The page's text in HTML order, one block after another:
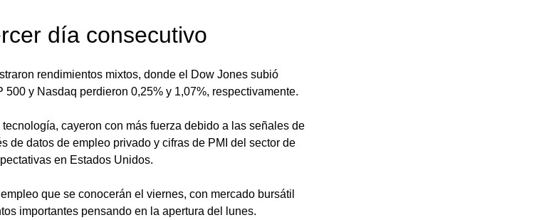
día consecutivo
rendimientos mixtos, donde el Dow Jones subió
y Nasdaq perdieron 0,25% y 1,07%, respectivamente.
cayeron con más fuerza debido a las señales de
de datos de empleo privado y cifras de PMI del sector de
en Estados Unidos.
que se conocerán el viernes, con mercado bursátil
importantes pensando en la apertura del lunes.